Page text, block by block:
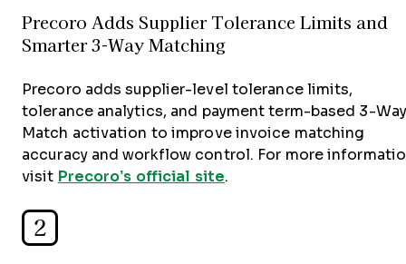
2
Precoro Adds Supplier Tolerance Limits and
Smarter 3-Way Matching
Precoro adds supplier-level tolerance limits,
tolerance analytics, and payment term-based 3-Way
Match activation to improve invoice matching
accuracy and workflow control. For more
visit Precoro’s official site.